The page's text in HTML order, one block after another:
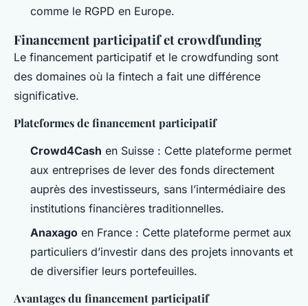
comme le RGPD en Europe.
Financement participatif et crowdfunding
Le financement participatif et le crowdfunding sont
des domaines où la fintech a fait une différence
significative.
Plateformes de financement participatif
Crowd4Cash en Suisse : Cette plateforme permet
aux entreprises de lever des fonds directement
auprès des investisseurs, sans l’intermédiaire des
institutions financières traditionnelles.
Anaxago en France : Cette plateforme permet aux
particuliers d’investir dans des projets innovants et
de diversifier leurs portefeuilles.
Avantages du financement participatif